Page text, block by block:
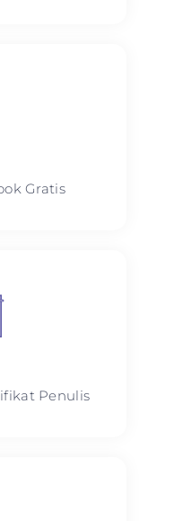
Gratis
Penulis